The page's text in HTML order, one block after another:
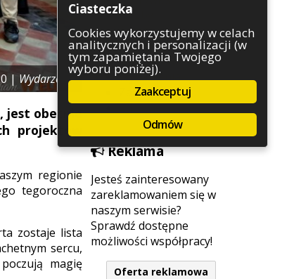
Służby
Sport
Środowisko
Szkolnictwo
Wydarzenia
Zapowiedzi
Zdrowie
Reklama
Jesteś zainteresowany
zareklamowaniem się w
naszym serwisie?
Sprawdź dostępne
możliwości współpracy!
Oferta reklamowa
| Wydarzenia
jest obecnie
projektów
regionie
tegoroczna
zostaje lista
sercu,
magię
Ciasteczka
Cookies wykorzystujemy w celach
analitycznych i personalizacji (w
tym zapamiętania Twojego
wyboru poniżej).
Zaakceptuj
Odmów